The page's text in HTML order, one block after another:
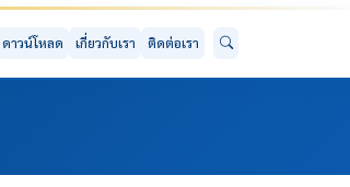
ดาวน์โหลด เกี่ยวกับเรา ติดต่อเรา